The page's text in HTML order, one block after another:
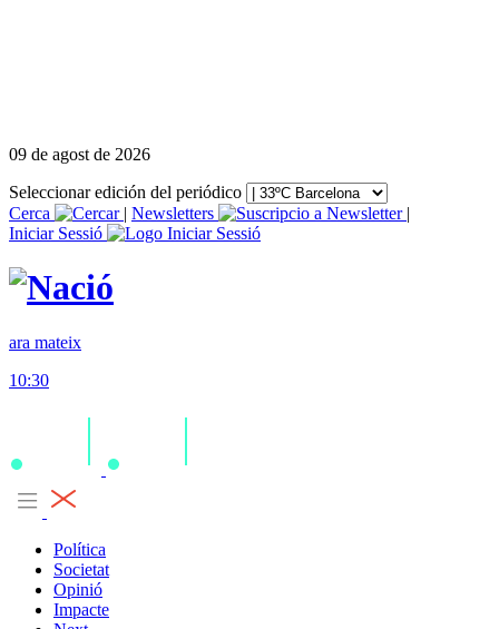
09 de agost de 2026
Seleccionar edición del periódico
Cerca
| Newsletters
|
Iniciar Sessió
ara mateix
10:30
Política
Societat
Opinió
Impacte